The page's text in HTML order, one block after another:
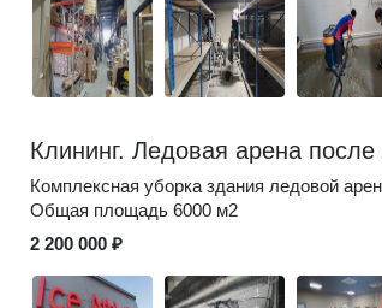
Клининг. Ледовая арена после
Комплексная уборка здания ледовой
Общая площадь 6000 м2
2 200 000 ₽